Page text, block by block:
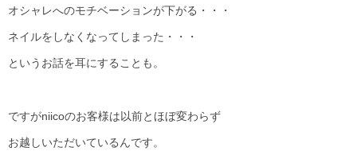
オシャレへのモチベーションが下がる・・・
ネイルをしなくなってしまった・・・
というお話を耳にすることも。
ですがniicoのお客様は以前とほぼ変わらず
お越しいただいているんです。